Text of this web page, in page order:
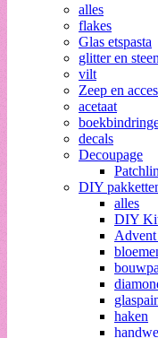
alles
flakes
Glas etspasta
glitter en
vilt
Zeep en
acetaat
decals
Decoupage
DIY
alles
DIY Kit
haken